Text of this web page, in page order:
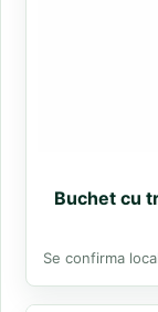
Buchet cu
Se confirma